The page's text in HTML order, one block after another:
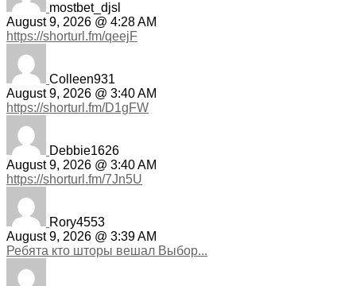
mostbet_djsl
August 9, 2026 @ 4:28 AM
https://shorturl.fm/qeejF
Colleen931
August 9, 2026 @ 3:40 AM
https://shorturl.fm/D1gFW
Debbie1626
August 9, 2026 @ 3:40 AM
https://shorturl.fm/7Jn5U
Rory4553
August 9, 2026 @ 3:39 AM
Ребята кто шторы вешал Выбор...